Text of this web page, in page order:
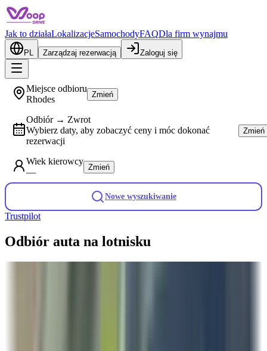
Jak to działaLokalizacjeSamochodyFAQDla firm wynajmu
PL Zarządzaj rezerwacją Zaloguj się
Miejsce odbioru
Rhodes
Zmień
Odbiór → Zwrot
Wybierz daty, aby zobaczyć ceny i móc dokonać
rezerwacji
Zmień
Wiek kierowcy
—
Zmień
Nowe wyszukiwanie
Trustpilot
Odbiór auta na lotnisku